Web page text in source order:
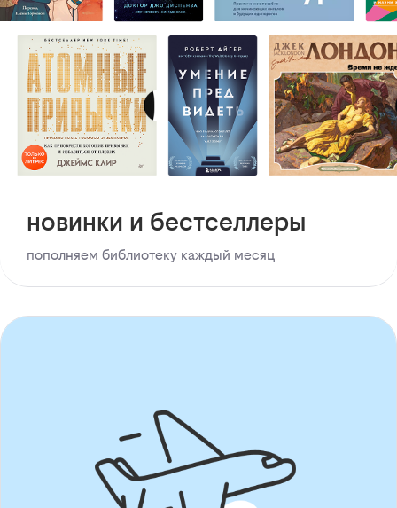
новинки и бестселлеры
пополняем библиотеку каждый месяц